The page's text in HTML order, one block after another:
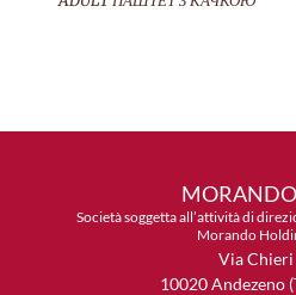
MORANDO
Società soggetta all’attività di
Morando
Via Chieri
10020 Andezeno